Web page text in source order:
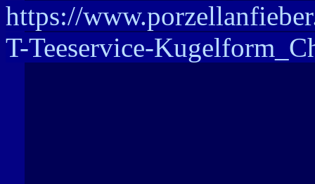
https://
T-Teeservice-